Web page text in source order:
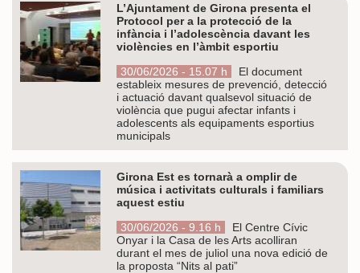
L’Ajuntament de Girona presenta el
Protocol per a la protecció de la
infància i l’adolescència davant les
violències en l’àmbit esportiu
30/06/2026 - 15.07 h
El document
estableix mesures de prevenció, detecció
i actuació davant qualsevol situació de
violència que pugui afectar infants i
adolescents als equipaments esportius
municipals
Girona Est es tornarà a omplir de
música i activitats culturals i familiars
aquest estiu
30/06/2026 - 9.16 h
El Centre Cívic
Onyar i la Casa de les Arts acolliran
durant el mes de juliol una nova edició de
la proposta “Nits al pati”